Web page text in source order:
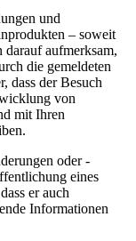
und
– soweit
darauf aufmerksam,
die gemeldeten
dass der Besuch
von
mit Ihren
oder -
eines
er auch
Informationen